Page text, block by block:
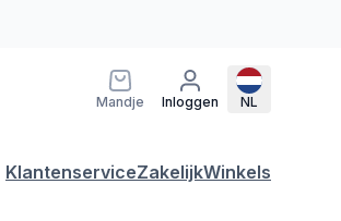
Mandje Inloggen NL
KlantenserviceZakelijkWinkels